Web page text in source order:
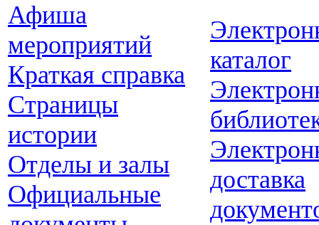
Афиша
мероприятий
Краткая справка
Страницы
истории
Отделы и залы
Официальные
каталог
доставка